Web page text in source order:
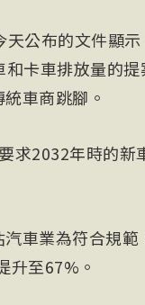
天公布的文件顯
和卡車排放量的
車商跳腳。
求2032年時的新
車業為符合規
升至67%。